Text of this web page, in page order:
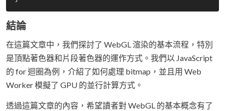
結論
在這篇文章中，我們探討了 WebGL 渲染的基本流程，特別
是頂點著色器和片段著色器的運作方式。我們以 JavaScript
的 for 迴圈為例，介紹了如何處理 bitmap，並且用 Web
Worker 模擬了 GPU 的並行計算方式。
透過這篇文章的內容，希望讀者對 WebGL 的基本概念有了